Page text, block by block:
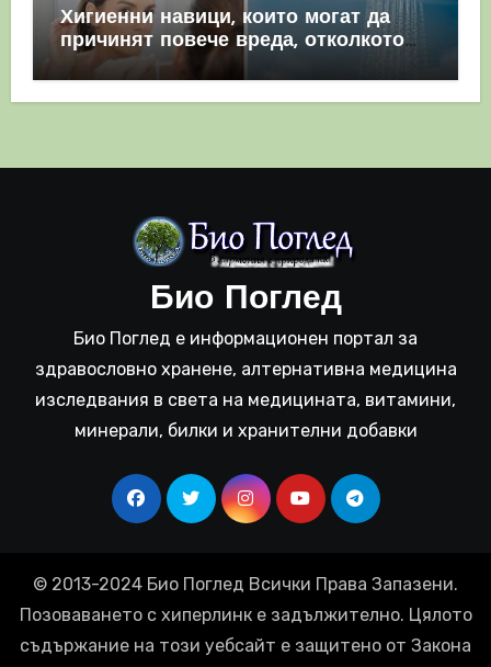
Хигиенни навици, които могат да
причинят повече вреда, отколкото
полза
Био Поглед
Био Поглед е информационен портал за
здравословно хранене, алтернативна медицина
изследвания в света на медицината, витамини,
минерали, билки и хранителни добавки
© 2013-2024 Био Поглед Всички Права Запазени.
Позоваването с хиперлинк е задължително. Цялото
съдържание на този уебсайт е защитено от Закона